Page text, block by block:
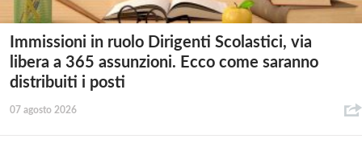
Immissioni in ruolo Dirigenti Scolastici, via
libera a 365 assunzioni. Ecco come saranno
distribuiti i posti
07 agosto 2026